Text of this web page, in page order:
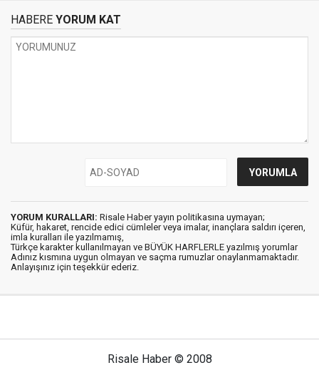
HABERE YORUM KAT
YORUM KURALLARI: Risale Haber yayın politikasına uymayan;
Küfür, hakaret, rencide edici cümleler veya imalar, inançlara saldırı içeren,
imla kuralları ile yazılmamış,
Türkçe karakter kullanılmayan ve BÜYÜK HARFLERLE yazılmış yorumlar
Adınız kısmına uygun olmayan ve saçma rumuzlar onaylanmamaktadır.
Anlayışınız için teşekkür ederiz.
Risale Haber © 2008